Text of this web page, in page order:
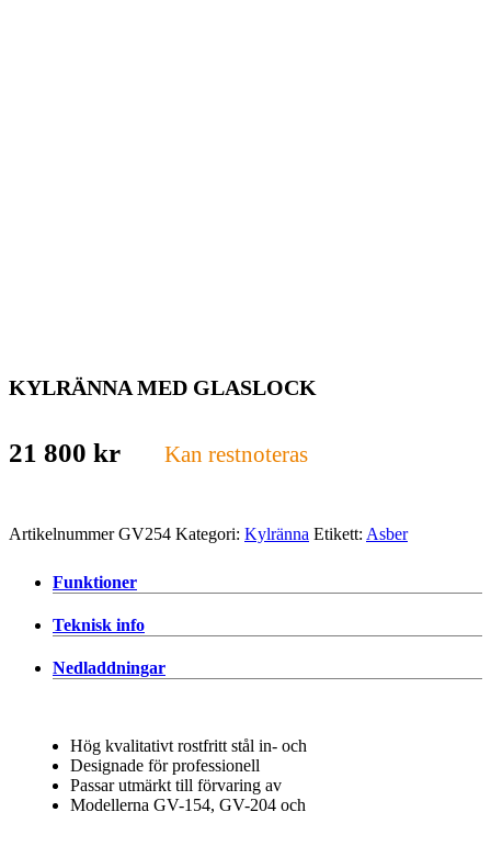
KYLRÄNNA MED GLASLOCK
21 800 kr Kan restnoteras
ArtikelnummerGV254 Kategori: Kylränna Etikett: Asber
Funktioner
Teknisk info
Nedladdningar
Hög kvalitativt rostfritt stål in- och
Designade för professionell
Passar utmärkt till förvaring av
Modellerna GV-154, GV-204 och